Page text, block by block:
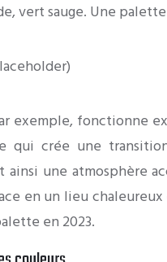
vert sauge. Une
exemple, fonctionne
qui crée une
ainsi une
en un lieu
en 2023.